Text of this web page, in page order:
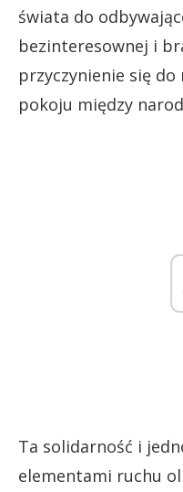
świata do
bezinteresownej i
przyczynienie się
pokoju między
Ta solidarność i
elementami ruchu